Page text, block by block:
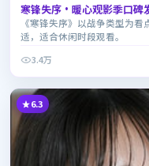
寒锋失序·暖心观影季口碑
《寒锋失序》以战争类型为
适，适合休闲时段观看。
3.4万
6.3